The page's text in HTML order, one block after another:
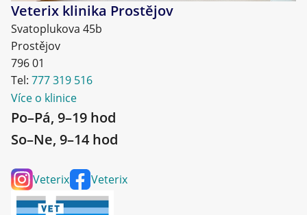
Veterix klinika Prostějov
Svatoplukova 45b
Prostějov
796 01
Tel: 777 319 516
Více o klinice
Po–Pá, 9–19 hod
So–Ne, 9–14 hod
Veterix Veterix